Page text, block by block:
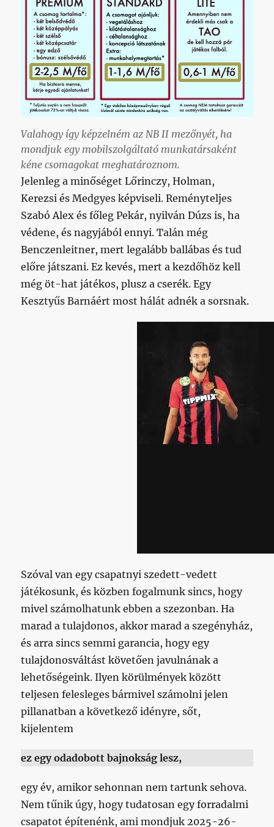
Valahogy így képzelném az NB II mezőnyét, ha
mondjuk egy mobilszolgáltató munkatársaként
kéne csomagokat meghatároznom.
Jelenleg a minőséget Lőrinczy, Holman,
Kerezsi és Medgyes képviseli. Reményteljes
Szabó Alex és főleg Pekár, nyilván Dúzs is, ha
védene, és nagyjából ennyi. Talán még
Benczenleitner, mert legalább ballábas és tud
előre játszani. Ez kevés, mert a kezdőhöz kell
még öt-hat játékos, plusz a cserék. Egy
Kesztyűs Barnáért most hálát adnék a sorsnak.
Szóval van egy csapatnyi szedett-vedett
játékosunk, és közben fogalmunk sincs, hogy
mivel számolhatunk ebben a szezonban. Ha
marad a tulajdonos, akkor marad a szegényház,
és arra sincs semmi garancia, hogy egy
tulajdonosváltást követően javulnának a
lehetőségeink. Ilyen körülmények között
teljesen felesleges bármivel számolni jelen
pillanatban a következő idényre, sőt,
kijelentem
ez egy odadobott bajnokság lesz,
egy év, amikor sehonnan nem tartunk sehova.
Nem tűnik úgy, hogy tudatosan egy forradalmi
csapatot építenénk, ami mondjuk 2025-26-